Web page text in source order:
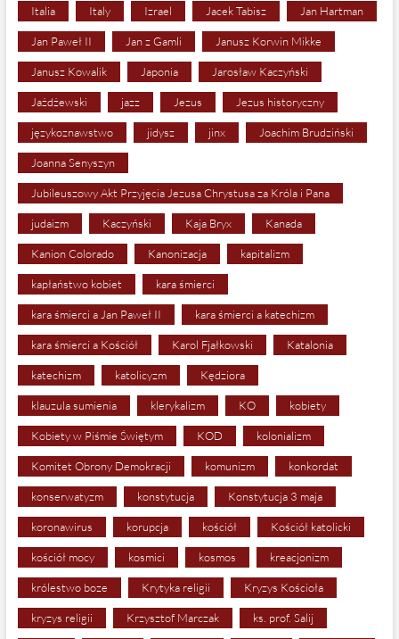
Italia Italy Izrael Jacek Tabisz Jan Hartman
Jan Paweł II Jan z Gamli Janusz Korwin Mikke
Janusz Kowalik Japonia Jarosław Kaczyński
Jażdżewski jazz Jezus Jezus historyczny
językoznawstwo jidysz jinx Joachim Brudziński
Joanna Senyszyn
Jubileuszowy Akt Przyjęcia Jezusa Chrystusa za Króla i Pana
judaizm Kaczyński Kaja Bryx Kanada
Kanion Colorado Kanonizacja kapitalizm
kapłaństwo kobiet kara śmierci
kara śmierci a Jan Paweł II kara śmierci a katechizm
kara śmierci a Kościół Karol Fjałkowski Katalonia
katechizm katolicyzm Kędziora
klauzula sumienia klerykalizm KO kobiety
Kobiety w Piśmie Świętym KOD kolonializm
Komitet Obrony Demokracji komunizm konkordat
konserwatyzm konstytucja Konstytucja 3 maja
koronawirus korupcja kościół Kościół katolicki
kościół mocy kosmici kosmos kreacjonizm
królestwo boze Krytyka religii Kryzys Kościoła
kryzys religii Krzysztof Marczak ks. prof. Salij